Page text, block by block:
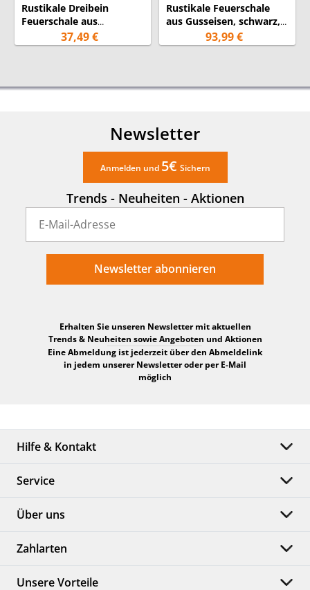
Rustikale Dreibein
Feuerschale aus
Gusseisen, schwarz, Ø
56cm, Höhe 26cm
37,49 €
Rustikale Feuerschale
aus Gusseisen, schwarz,
Ø 75cm, Höhe 37cm
93,99 €
Newsletter
Anmelden und 5€ Sichern
Trends - Neuheiten - Aktionen
Newsletter abonnieren
Erhalten Sie unseren Newsletter mit aktuellen
Trends & Neuheiten sowie Angeboten und Aktionen
Eine Abmeldung ist jederzeit über den Abmeldelink
in jedem unserer Newsletter oder per E-Mail
möglich
Hilfe & Kontakt
Service
Über uns
Zahlarten
Unsere Vorteile